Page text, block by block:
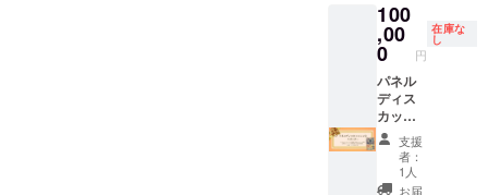
で連絡
しま
す。
レンス
参加券3
枚 ・交
流会参
加券3枚
【Z世代
カン
ファレ
ンス
参加券
詳細】
ファレ
ンス参
加券2枚
・交流
会参加
券2枚
【Z世代
カン
ファレ
ンス
参加券
現する
か？」
（内
容） ・
パネル
ディス
カッ
ション
企業紹
介 ・企
業パン
100
,00
0 円
在庫な
し
パネル
ディス
カッ
ション
③ ス
ポン
サー
支援
者：
1人
お届